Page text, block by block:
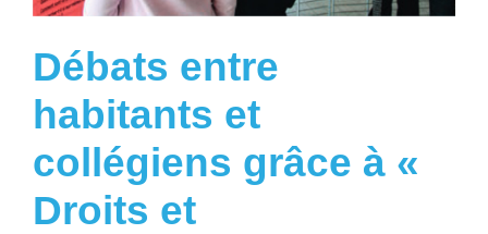
Débats entre
habitants et
collégiens grâce à «
Droits et